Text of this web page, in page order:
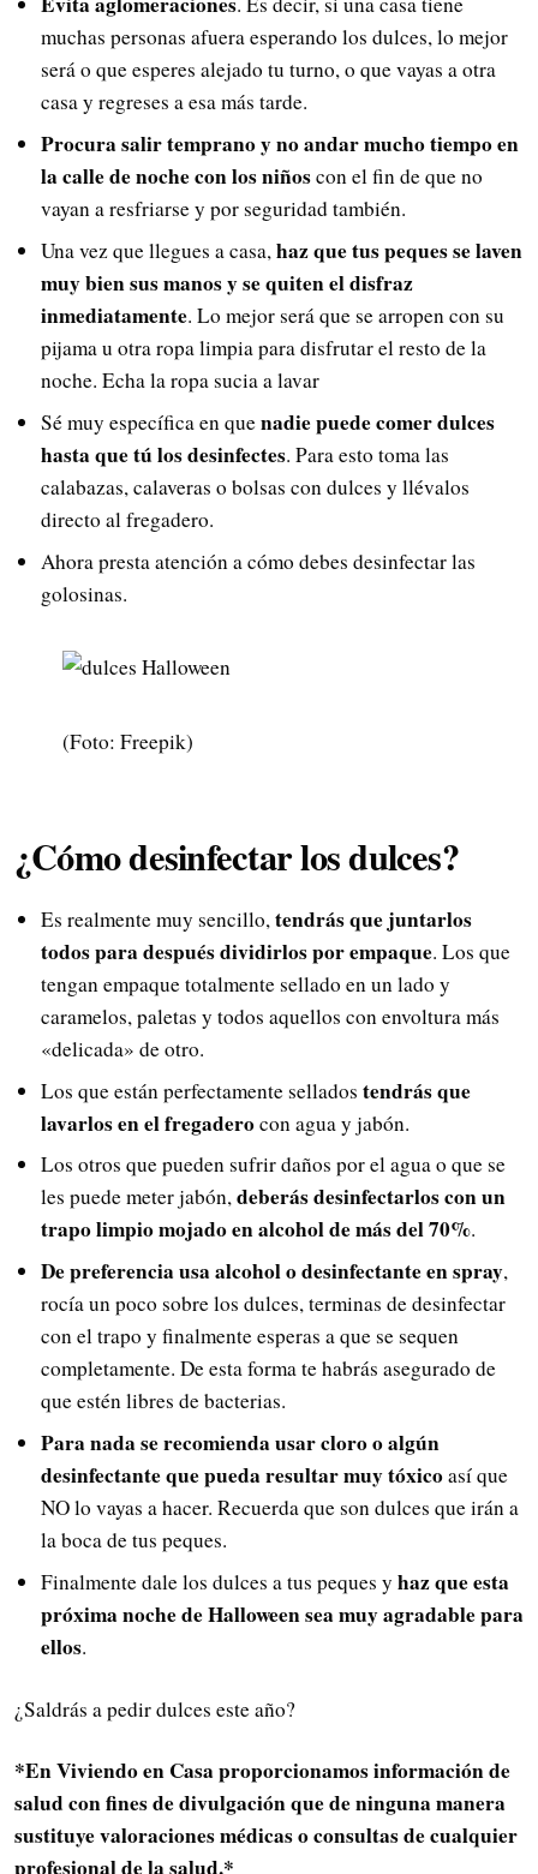
muchas personas afuera esperando los dulces, lo mejor
será o que esperes alejado tu turno, o que vayas a otra
casa y regreses a esa más tarde.
Procura salir temprano y no andar mucho tiempo en
la calle de nochecon los niñoscon el fin de que no
vayan a resfriarse y por seguridad también.
Una vez que llegues a casa,haz que tus peques se laven
muy bien sus manos y se quiten el disfraz
inmediatamente. Lo mejor será que se arropen con su
pijama u otra ropa limpia para disfrutar el resto de la
noche. Echa la ropa sucia a lavar
Sé muy específica en quenadie puede comer dulces
hasta que tú los desinfectes. Para esto toma las
calabazas, calaveras o bolsas con dulces y llévalos
directo al fregadero.
Ahora presta atención a cómo debes desinfectar las
golosinas.
(Foto: Freepik)
¿Cómo desinfectar los dulces?
Es realmente muy sencillo,tendrás que juntarlos
todos para después dividirlos por empaque. Los que
tengan empaque totalmente sellado en un lado y
caramelos, paletas y todos aquellos con envoltura más
«delicada» de otro.
Los que están perfectamente sellados tendrás que
lavarlos en el fregaderocon agua y jabón.
Los otros que pueden sufrir daños por el agua o que se
les puede meter jabón,deberás desinfectarlos con un
trapo limpio mojado en alcohol de más del 70%.
De preferencia usa alcohol o desinfectante en spray,
rocía un poco sobre los dulces, terminas de desinfectar
con el trapo y finalmente esperas a que se sequen
completamente. De esta forma te habrás asegurado de
que estén libres de bacterias.
Para nada se recomienda usar cloro o algún
desinfectante que pueda resultar muy tóxicoasí que
NO lo vayas a hacer. Recuerda que son dulces que irán a
la boca de tus peques.
Finalmente dale los dulces a tus peques y haz que esta
próxima noche de Halloween sea muy agradable para
ellos.
¿Saldrás a pedir dulces este año?
*En Viviendo en Casa proporcionamos información de
salud con fines de divulgación que de ninguna manera
sustituye valoraciones médicas o consultas de cualquier
profesional de la salud.*